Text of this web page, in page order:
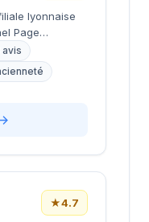
lyonnaise
Page
candidats
Implanté
cœur du
sur
d'activité
par division.
mondial
de 35 pays.
avis
★4.7